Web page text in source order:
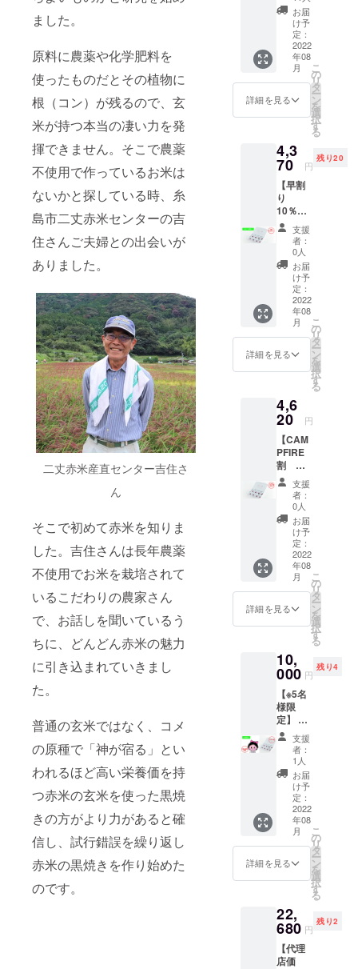
ました。
原料に農薬や化学肥料を
使ったものだとその植物に
根（コン）が残るので、玄
米が持つ本当の凄い力を発
揮できません。そこで農薬
不使用で作っているお米は
ないかと探している時、糸
島市二丈赤米センターの吉
住さんご夫婦との出会いが
ありました。
二丈赤米産直センター吉住さ
ん
そこで初めて赤米を知りま
した。吉住さんは長年農薬
不使用でお米を栽培されて
いるこだわりの農家さん
で、お話しを聞いているう
ちに、どんどん赤米の魅力
に引き込まれていきまし
た。
普通の玄米ではなく、コメ
の原種で「神が宿る」とい
われるほど高い栄養価を持
つ赤米の玄米を使った黒焼
きの方がより力があると確
信し、試行錯誤を繰り返し
赤米の黒焼きを作り始めた
のです。
はお早
めにお
召し上
がりく
ださ
い。 ■
配送 ク
リック
(郵便)で
します
定】 ■
内容量
2ｇ×32
パック
（箱入
り）※送
料・消
費税込
み ■原
材料 赤
100％
（福岡
県糸島
市） ■
保存方
法 直射
日光を
避け常
温で保
存し、
開封後
はお早
めにお
召し上
がりく
ださ
い。 ■
(郵便)で
お届け
します
お届
け予
定：
2022
年08
月
詳細を見る
こ
の
リ
タ
ー
ン
を
選
択
す
る
4,3
70 円
残り20
【早割
り
10％OF
F ※先
着20名
様限
定】 ■
内容量
2ｇ×32
パック
（箱入
り）※送
料・消
費税込
み ■原
材料 赤
100％
（福岡
県糸島
市） ■
保存方
法 直射
日光を
避け常
温で保
存し、
開封後
はお早
めにお
召し上
がりく
ださ
い。 ■
(郵便)で
お届け
します
支援
者：
0人
お届
け予
定：
2022
年08
月
詳細を見る
こ
の
リ
タ
ー
ン
を
選
択
す
る
4,6
20 円
【CAM
PFIRE
割
5％OFF
】 ■内
容量 2
ｇ×32
パック
（箱入
り）※送
料・消
費税込
み ■原
材料 赤
米玄米
100％
県糸島
市） ■
保存方
法 直射
日光を
避け常
温で保
存し、
開封後
はお早
めにお
召し上
がりく
ださ
い。 ■
配送 ク
リック
(郵便)で
します
支援
者：
0人
お届
け予
定：
2022
年08
月
詳細を見る
こ
の
リ
タ
ー
ン
を
選
択
す
る
10,
000 円
残り4
【※5名
様限
定】 ①
お悩み
相談 1
時間
（健康
のこ
と、子
育ての
こと、
恋愛、
九星気
学など
色々）
＆ ②2
パック
（箱入
り）
①※１時
間 瑠
支援
者：
1人
お届
け予
定：
2022
年08
月
詳細を見る
こ
の
リ
タ
ー
ン
を
選
択
す
る
22,
680 円
残り2
【代理
店価